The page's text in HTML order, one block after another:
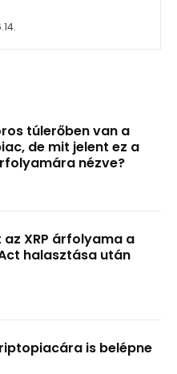
túlerőben van a
de mit jelent ez a
nézve?
az XRP árfolyama a
Act halasztása után
is belépne